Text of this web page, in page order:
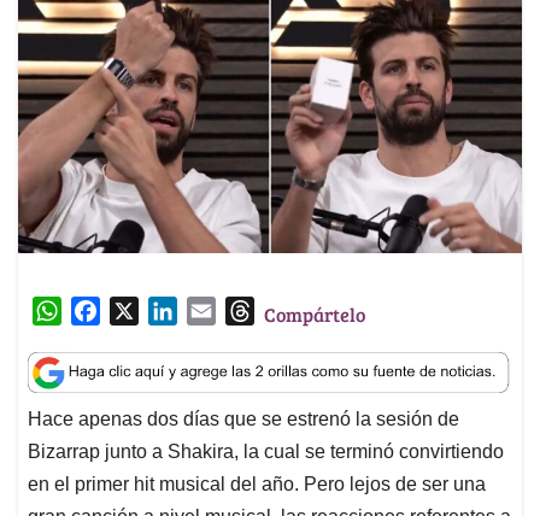
W
a
t
s
A
p
c
e
b
o
o
n
k
e
d
I
a
i
l
T
r
e
a
d
s
Compártelo
Hace apenas dos días que se estrenó la sesión de
Bizarrap junto a Shakira, la cual se terminó convirtiendo
en el primer hit musical del año. Pero lejos de ser una